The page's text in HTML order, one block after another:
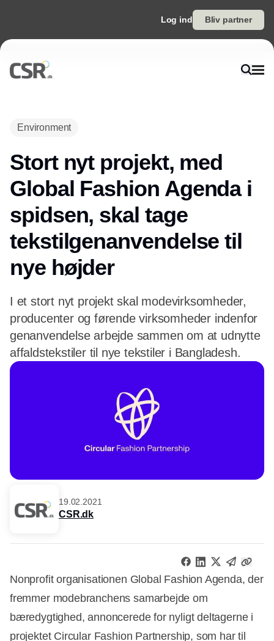
Log ind Bliv partner
Environment
Stort nyt projekt, med
Global Fashion Agenda i
spidsen, skal tage
tekstilgenanvendelse til
nye højder
I et stort nyt projekt skal modevirksomheder,
producenter og førende virksomheder indenfor
genanvendelse arbejde sammen om at udnytte
affaldstekstiler til nye tekstiler i Bangladesh.
19.02.2021
CSR.dk
Nonprofit organisationen Global Fashion Agenda, der
fremmer modebranchens samarbejde om
bæredygtighed, annoncerede for nyligt deltagerne i
projektet Circular Fashion Partnership, som har til